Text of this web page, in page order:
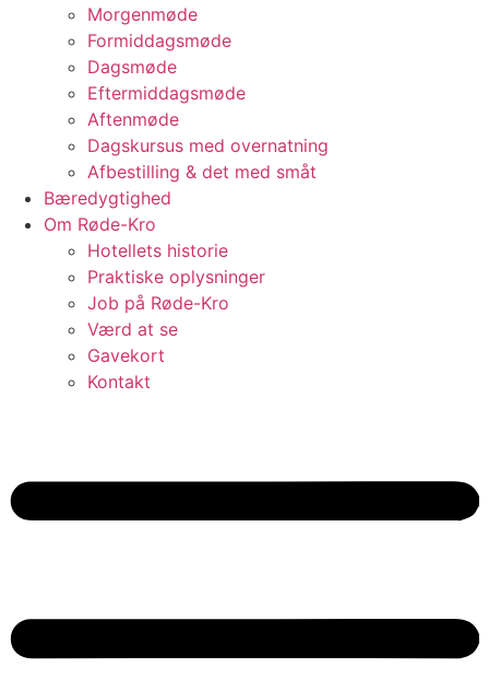
Morgenmøde
Formiddagsmøde
Dagsmøde
Eftermiddagsmøde
Aftenmøde
Dagskursus med overnatning
Afbestilling & det med småt
Bæredygtighed
Om Røde-Kro
Hotellets historie
Praktiske oplysninger
Job på Røde-Kro
Værd at se
Gavekort
Kontakt